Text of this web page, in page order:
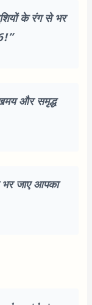
के रंग से भर
और समृद्ध
भर जाए आपका